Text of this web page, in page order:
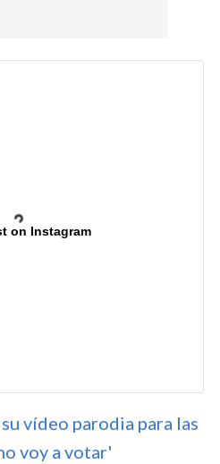
on Instagram
vídeo parodia para las
voy a votar'